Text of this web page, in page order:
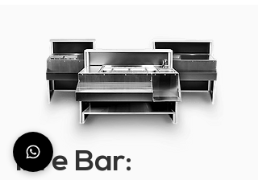
Ihre Bar: